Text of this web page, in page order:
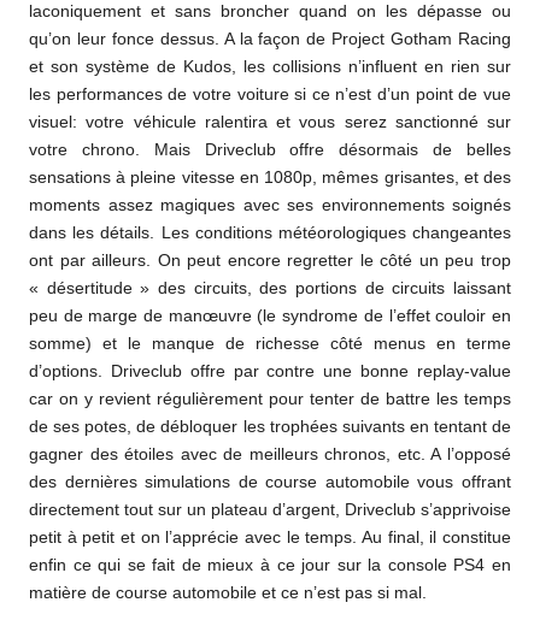
laconiquement et sans broncher quand on les dépasse ou
qu’on leur fonce dessus. A la façon de Project Gotham Racing
et son système de Kudos, les collisions n’influent en rien sur
les performances de votre voiture si ce n’est d’un point de vue
visuel: votre véhicule ralentira et vous serez sanctionné sur
votre chrono. Mais Driveclub offre désormais de belles
sensations à pleine vitesse en 1080p, mêmes grisantes, et des
moments assez magiques avec ses environnements soignés
dans les détails. Les conditions météorologiques changeantes
ont par ailleurs. On peut encore regretter le côté un peu trop
« désertitude » des circuits, des portions de circuits laissant
peu de marge de manœuvre (le syndrome de l’effet couloir en
somme) et le manque de richesse côté menus en terme
d’options. Driveclub offre par contre une bonne replay-value
car on y revient régulièrement pour tenter de battre les temps
de ses potes, de débloquer les trophées suivants en tentant de
gagner des étoiles avec de meilleurs chronos, etc. A l’opposé
des dernières simulations de course automobile vous offrant
directement tout sur un plateau d’argent, Driveclub s’apprivoise
petit à petit et on l’apprécie avec le temps. Au final, il constitue
enfin ce qui se fait de mieux à ce jour sur la console PS4 en
matière de course automobile et ce n’est pas si mal.